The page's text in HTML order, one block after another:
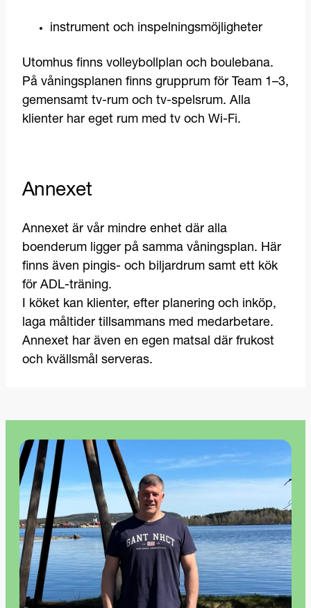
instrument och inspelningsmöjligheter
Utomhus finns volleybollplan och boulebana.
På våningsplanen finns grupprum för Team 1–3,
gemensamt tv-rum och tv-spelsrum. Alla
klienter har eget rum med tv och Wi-Fi.
Annexet
Annexet är vår mindre enhet där alla
boenderum ligger på samma våningsplan. Här
finns även pingis- och biljardrum samt ett kök
för ADL-träning.
I köket kan klienter, efter planering och inköp,
laga måltider tillsammans med medarbetare.
Annexet har även en egen matsal där frukost
och kvällsmål serveras.